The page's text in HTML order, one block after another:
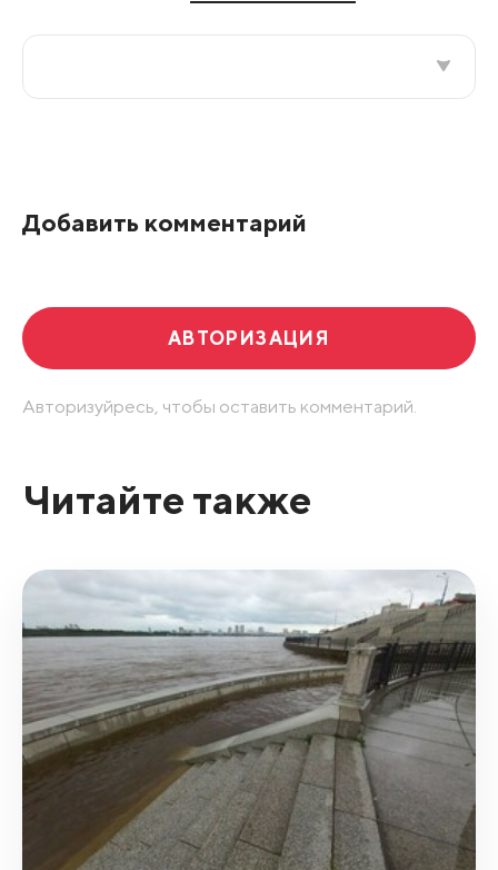
Добавить комментарий
АВТОРИЗАЦИЯ
Авторизуйресь, чтобы оставить комментарий.
Читайте также